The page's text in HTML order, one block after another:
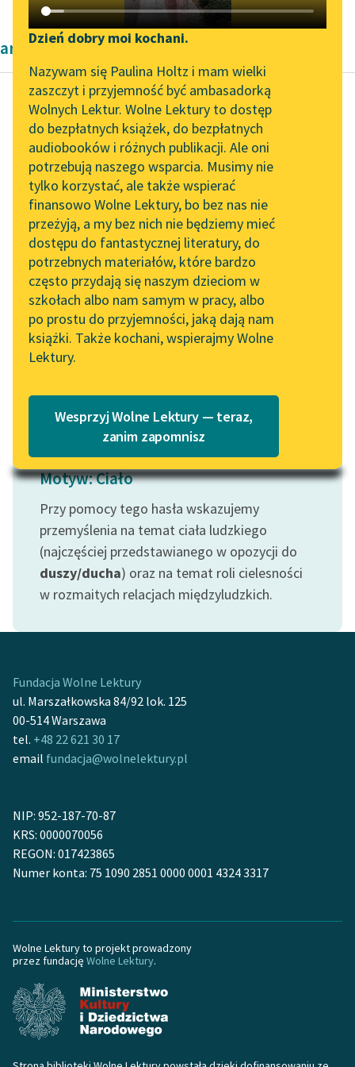
Katalog DAISY
Podkasty o książkach
Zgłoś brak utworu
Aktualności
„Prokurator Alicja Horn”
do słuchania
Byliśmy częścią AI Impact
Lab
Zapraszamy na spotkanie
online z tłumaczkami
literatury skandynawskiej
Spotkanie z Katarzyną
Tunkiel w Oslo
102. lata temu zmarł
Joseph Conrad
Lektury szkolne i klasyka
literatury do słuchania dla
uczennic i uczniów z
niepełnosprawnościami
E-kolekcja lektur
szkolnych i literatury do
słuchania dla uczennic i
uczniów z
niepełnosprawnościami
Feministyczne inspiracje.
feministycznej
Ręce pełne poezji
Kolekcje edukacyjne
lektur szkolnych oraz
Starego Testamentu
Odkurzamy bohaterów
Narzędzia
Mapa Wolnych Lektur
Leśmianator
Przewodnik dla piszących i
czytających
API
OAI-PMH
Widget Wolnych Lektur
Przypisy
Katalog w formacie PDF
O nas
O projekcie
Zespół
Dzień dobry moi kochani.
Nazywam się Paulina Holtz i mam wielki
zaszczyt i przyjemność być ambasadorką
Wolnych Lektur. Wolne Lektury to dostęp
do bezpłatnych książek, do bezpłatnych
audiobooków i różnych publikacji. Ale oni
potrzebują naszego wsparcia. Musimy nie
tylko korzystać, ale także wspierać
finansowo Wolne Lektury, bo bez nas nie
przeżyją, a my bez nich nie będziemy mieć
dostępu do fantastycznej literatury, do
potrzebnych materiałów, które bardzo
często przydają się naszym dzieciom w
szkołach albo nam samym w pracy, albo
po prostu do przyjemności, jaką dają nam
książki. Także kochani, wspierajmy Wolne
Lektury.
Wesprzyj Wolne Lektury — teraz,
zanim zapomnisz
artykuły naukowe okresu współczesności
Kazimierz Wyka
Modernizm polski
Przyczyną, która każe
Miriamowi uznać i
propagować
mistycyzm
monistyczny
Maeterlincka oraz
wynikające z niego
konsekwencje...
Motyw: Ciało
Przy pomocy tego hasła wskazujemy
przemyślenia na temat ciała ludzkiego
(najczęściej przedstawianego w opozycji do
duszy/ducha) oraz na temat roli cielesności
w rozmaitych relacjach międzyludzkich.
Fundacja Wolne Lektury
ul. Marszałkowska 84/92 lok. 125
00-514 Warszawa
tel. +48 22 621 30 17
email fundacja@wolnelektury.pl
NIP: 952-187-70-87
KRS: 0000070056
REGON: 017423865
Numer konta: 75 1090 2851 0000 0001 4324 3317
Wolne Lektury to projekt prowadzony
przez fundację Wolne Lektury.